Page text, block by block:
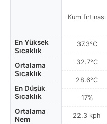
En Yüksek
Sıcaklık
Ortalama
Sıcaklık
En Düşük
Sıcaklık
Ortalama
Nem
Kum fırtınası
37.3°C
32.7°C
28.6°C
17%
22.3 kph